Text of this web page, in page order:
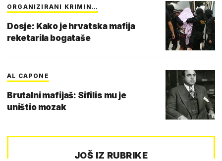
ORGANIZIRANI KRIMIN…
Dosje: Kako je hrvatska mafija
reketarila bogataše
AL CAPONE
Brutalni mafijaš: Sifilis mu je
uništio mozak
JOŠ IZ RUBRIKE